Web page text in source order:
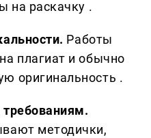
на раскачку .
Работы
плагиат и обычно
оригинальность .
требованиям.
методички,